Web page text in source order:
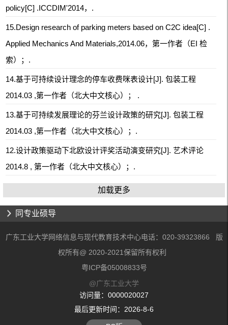
policy[C] .ICCDIM'2014，.
15.Design research of parking meters based on C2C idea[C] .
Applied Mechanics And Materials,2014.06，第一作者（EI 检
索）；.
14.基于可持续设计理念的停车收费咪表设计[J]. 包装工程
2014.03 ,第一作者（北大中文核心）； .
13.基于可持续发展理论的芬兰设计政策的研究[J]. 包装工程
2014.03 ,第一作者（北大中文核心）；.
12.设计政策驱动下北欧设计评奖活动演变研究[J]. 艺术评论
2014.8 , 第一作者（北大中文核心）；.
加载更多
同专业硕导
广东工业大学网络信息与现代教育技术中心电话：020-39323866 版
权所有@ 2020-2021保留所有权利
粤ICP备05008833号
@广东工业大学
访问量： 0000020027
最后更新时间： 2026-8-6